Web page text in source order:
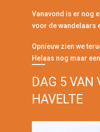
Vanavond is er nog
voor de wandelaars
Opnieuw zien we
Helaas nog maar
DAG 5 VAN
HAVELTE